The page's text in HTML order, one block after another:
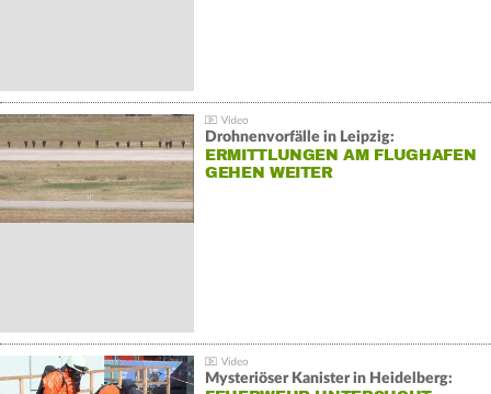
Drohnenvorfälle in Leipzig:
ERMITTLUNGEN AM FLUGHAFEN
GEHEN WEITER
Mysteriöser Kanister in Heidelberg: